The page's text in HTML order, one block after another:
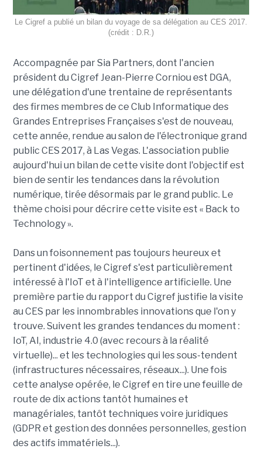
Le Cigref a publié un bilan du voyage de sa délégation au CES 2017.
(crédit : D.R.)
Accompagnée par Sia Partners, dont l'ancien
président du Cigref Jean-Pierre Corniou est DGA,
une délégation d'une trentaine de représentants
des firmes membres de ce Club Informatique des
Grandes Entreprises Françaises s'est de nouveau,
cette année, rendue au salon de l'électronique grand
public CES 2017, à Las Vegas. L'association publie
aujourd'hui un bilan de cette visite dont l'objectif est
bien de sentir les tendances dans la révolution
numérique, tirée désormais par le grand public. Le
thème choisi pour décrire cette visite est « Back to
Technology ».
Dans un foisonnement pas toujours heureux et
pertinent d'idées, le Cigref s'est particulièrement
intéressé à l'IoT et à l'intelligence artificielle. Une
première partie du rapport du Cigref justifie la visite
au CES par les innombrables innovations que l'on y
trouve. Suivent les grandes tendances du moment :
IoT, AI, industrie 4.0 (avec recours à la réalité
virtuelle)... et les technologies qui les sous-tendent
(infrastructures nécessaires, réseaux...). Une fois
cette analyse opérée, le Cigref en tire une feuille de
route de dix actions tantôt humaines et
managériales, tantôt techniques voire juridiques
(GDPR et gestion des données personnelles, gestion
des actifs immatériels...).